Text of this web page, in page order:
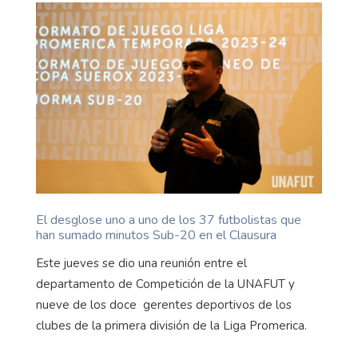
El desglose uno a uno de los 37 futbolistas que
han sumado minutos Sub-20 en el Clausura
Este jueves se dio una reunión entre el
departamento de Competición de la UNAFUT y
nueve de los doce gerentes deportivos de los
clubes de la primera división de la Liga Promerica.